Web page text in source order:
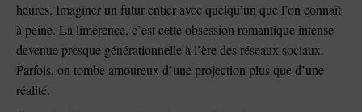
heures. Imaginer un futur entier avec quelqu’un que l’on connaît
à peine. La limérence, c’est cette obsession romantique intense
devenue presque générationnelle à l’ère des réseaux sociaux.
Parfois, on tombe amoureux d’une projection plus que d’une
réalité.